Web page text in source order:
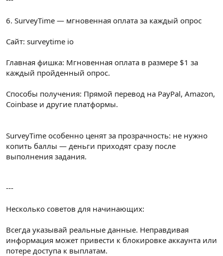
6. SurveyTime — мгновенная оплата за каждый опрос
Сайт: surveytime io
Главная фишка: Мгновенная оплата в размере $1 за
каждый пройденный опрос.
Способы получения: Прямой перевод на PayPal, Amazon,
Coinbase и другие платформы.
SurveyTime особенно ценят за прозрачность: не нужно
копить баллы — деньги приходят сразу после
выполнения задания.
---
Несколько советов для начинающих:
Всегда указывай реальные данные. Неправдивая
информация может привести к блокировке аккаунта или
потере доступа к выплатам.